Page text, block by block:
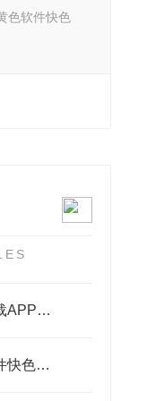
色软件快色
电热恒温快色视频下载APP：生命科学的“精准温床”
电热恒温鼓风黄色软件快色结构特点以及应该注意的要点事项